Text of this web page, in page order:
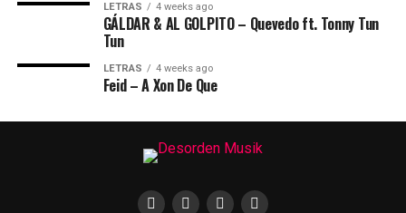
LETRAS 4 weeks ago
GÁLDAR & AL GOLPITO – Quevedo ft. Tonny Tun
Tun
LETRAS 4 weeks ago
Feid – A Xon De Que